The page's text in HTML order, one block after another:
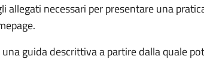
allegati necessari per presentare una
guida descrittiva a partire dalla quale